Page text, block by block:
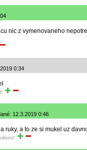
nic z vymenovaneho
0:34
12.3.2019 0:46
ruky, a to ze si mukel uz